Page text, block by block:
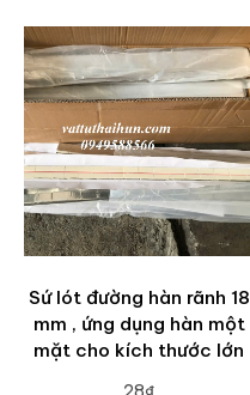
Sứ lót đường hàn rãnh 18
mm , ứng dụng hàn một
mặt cho kích thước lớn